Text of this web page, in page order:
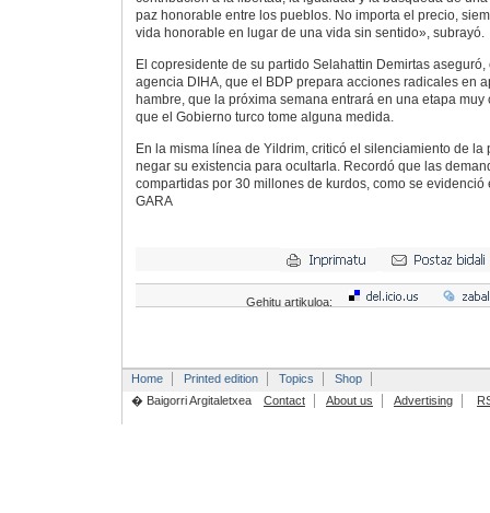
paz honorable entre los pueblos. No importa el precio,
vida honorable en lugar de una vida sin sentido», subrayó.
El copresidente de su partido Selahattin Demirtas
agencia DIHA, que el BDP prepara acciones radicales en
hambre, que la próxima semana entrará en una etapa
que el Gobierno turco tome alguna medida.
En la misma línea de Yildrim, criticó el silenciamiento de la
negar su existencia para ocultarla. Recordó que las
compartidas por 30 millones de kurdos, como se evidenció
GARA
Gehitu artikuloa:
Home Printed edition Topics
Shop
� Baigorri Argitaletxea
Contact About us Advertising